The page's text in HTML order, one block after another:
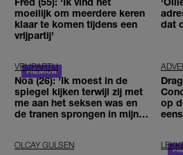
moeilijk om meerdere keren
klaar te komen tijdens een
vrijpartij'
dat
VRIJPARTIJ
Noa (26): 'Ik moest in de
spiegel kijken terwijl zij met
me aan het seksen was en
de tranen sprongen in mijn
op
OLCAY GULSEN